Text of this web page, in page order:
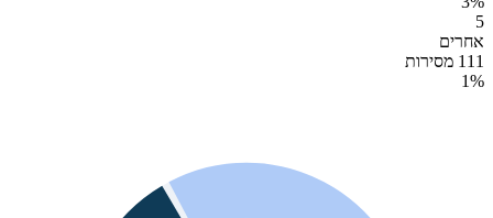
5
אחרים
111 מסירות
1%